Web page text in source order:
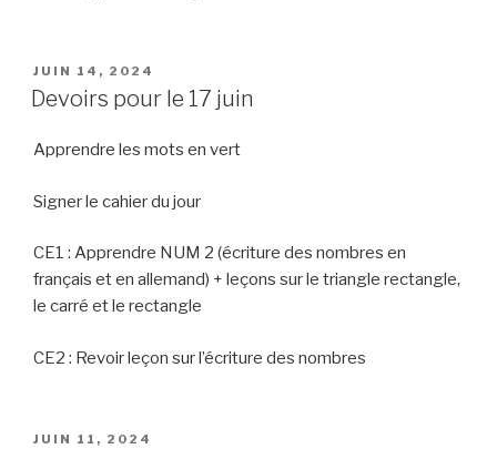
PUBLIÉ
LE
JUIN 14, 2024
Devoirs pour le 17 juin
Apprendre les mots en vert
Signer le cahier du jour
CE1 : Apprendre NUM 2 (écriture des nombres en
français et en allemand) + leçons sur le triangle rectangle,
le carré et le rectangle
CE2 : Revoir leçon sur l’écriture des nombres
PUBLIÉ
JUIN 11, 2024